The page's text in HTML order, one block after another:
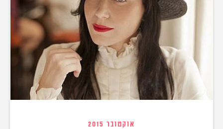
אוקטובר 2015